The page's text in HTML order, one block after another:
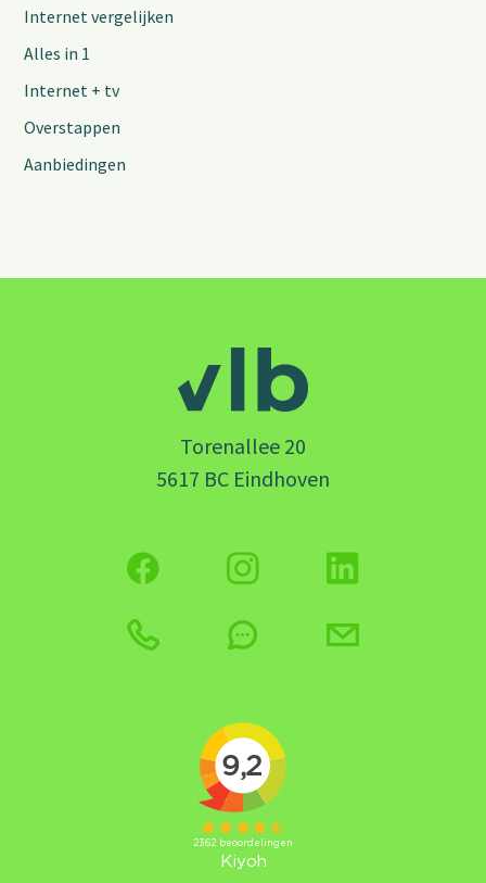
Internet vergelijken
Alles in 1
Internet + tv
Overstappen
Aanbiedingen
Torenallee 20
5617 BC Eindhoven